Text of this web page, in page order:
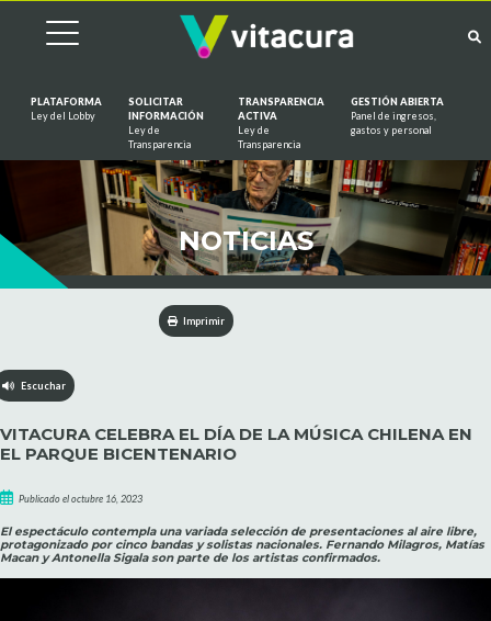
PLATAFORMA
Ley del Lobby
SOLICITAR
INFORMACIÓN
Ley de
Transparencia
TRANSPARENCIA
ACTIVA
Ley de
Transparencia
GESTIÓN ABIERTA
Panel de ingresos,
gastos y personal
NOTICIAS
Imprimir
Escuchar
VITACURA CELEBRA EL DÍA DE LA MÚSICA CHILENA EN
EL PARQUE BICENTENARIO
Publicado el octubre 16, 2023
El espectáculo contempla una variada selección de presentaciones al aire libre,
protagonizado por cinco bandas y solistas nacionales. Fernando Milagros, Matías
Macan y Antonella Sigala son parte de los artistas confirmados.